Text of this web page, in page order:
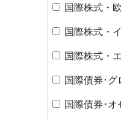
国際株式・
国際株式・
国際株式・
国際債券･グ
国際債券･オ